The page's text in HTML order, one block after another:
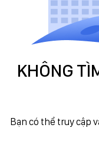
KHÔNG
Bạn có thể truy cập